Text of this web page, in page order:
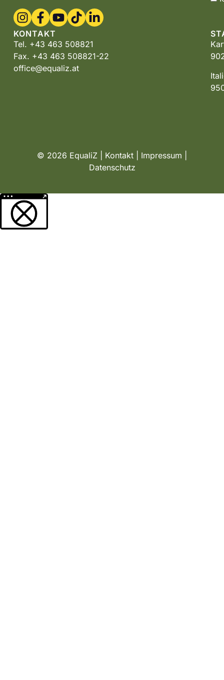
KONTAKT
Tel. +43 463 508821
Fax. +43 463 508821-22
office@equaliz.at
© 2026 EqualiZ | Kontakt Impressum
Datenschutz
Weitere Informationen über den gesperrten Inhalt.